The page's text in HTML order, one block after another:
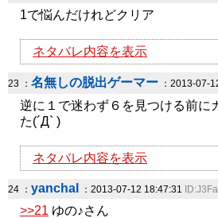
1で悩んだけれどクリア
ネタバレ内容を表示
23 ： 名無しの脱出ゲーマー ：2013-07-
逆に１で迷わず６を見つける前に
た(´Д` )
ネタバレ内容を表示
24 ： yanchal ：2013-07-12 18:47:31
>>21 ゆの♪さん